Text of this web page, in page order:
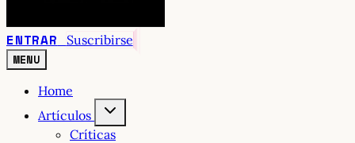
ENTRAR
Suscribirse
MENU
Home
Artículos
Críticas